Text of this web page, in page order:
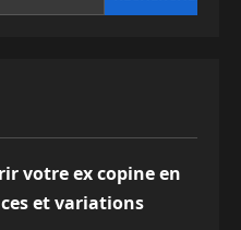
votre ex copine en
et variations